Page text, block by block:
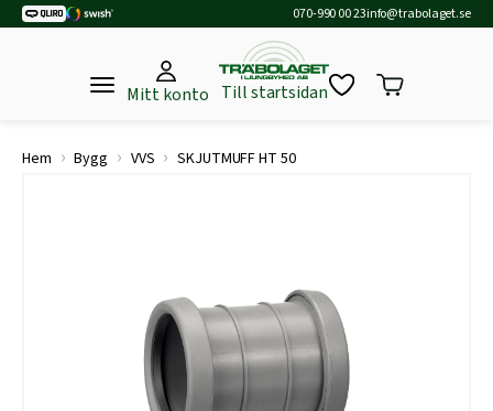
070-990 00 23info@trabolaget.se
Mitt konto Till startsidan
Hem › Bygg › VVS › SKJUTMUFF HT 50